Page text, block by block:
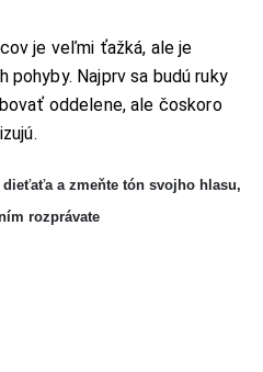
je veľmi ťažká, ale je
Najprv sa budú ruky
oddelene, ale čoskoro
a zmeňte tón svojho hlasu,
rozprávate